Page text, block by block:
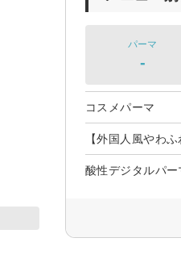
パーマ
-
コスメパーマ
【外国人風やわ
酸性デジタルパー